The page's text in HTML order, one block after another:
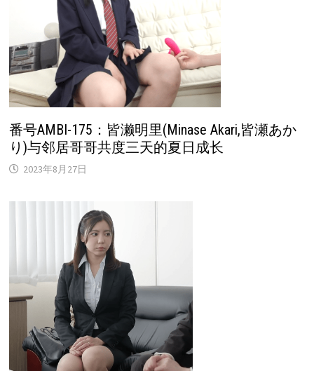
番号AMBI-175：皆濑明里(Minase Akari,皆瀬あか
り)与邻居哥哥共度三天的夏日成长
2023年8月27日